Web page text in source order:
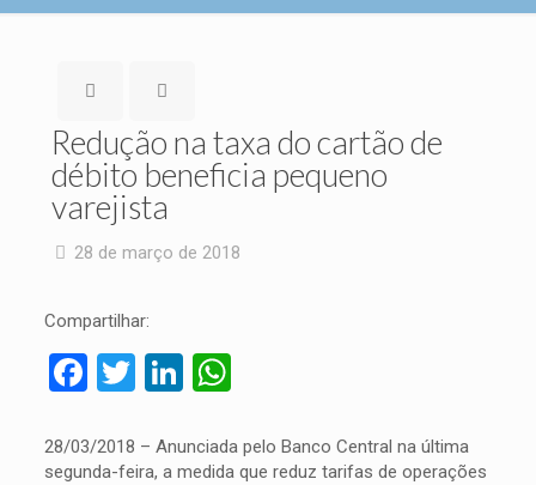
Redução na taxa do cartão de
débito beneficia pequeno
varejista
28 de março de 2018
Compartilhar:
Facebook
TwitterLinkedIn
WhatsApp
28/03/2018 – Anunciada pelo Banco Central na última
segunda-feira, a medida que reduz tarifas de operações